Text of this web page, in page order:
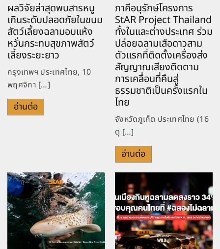
ผลวิจัยล่าสุดพบสารหนู
เกินระดับปลอดภัยในขนม
สัตว์เลี้ยงฉลามอบแห้ง
หวั่นกระทบสุขภาพสัตว์
เลี้ยงระยะยาว
กรุงเทพฯ ประเทศไทย, 10
พฤศจิกา […]
อ่านต่อ
ภาคีอนุรักษ์โครงการ
StAR Project Thailand
ทั้งในและต่างประเทศ ร่วม
ปล่อยฉลามเสือดาวสาม
ตัวแรกที่ติดตั้งเครื่องส่ง
สัญญาณเสียงติดตาม
การเคลื่อนที่คืนสู่
ธรรมชาติเป็นครั้งแรกใน
ไทย
จังหวัดภูเก็ต ประเทศไทย (16
ตุ […]
อ่านต่อ